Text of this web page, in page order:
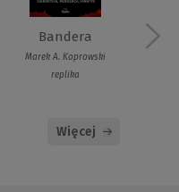
Bandera
Marek A. Koprowski
replika
Więcej